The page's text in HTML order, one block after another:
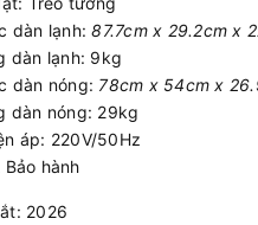
dàn lạnh:87.7cm x 29.2cm x
dàn lạnh: 9kg
dàn nóng: 78cm x 54cm x
dàn nóng: 29kg
áp: 220V/50Hz
hành
2026